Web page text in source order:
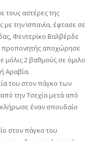
αστέρες της
με την Ισπανία, έφτασε σε
Φεντερίκο Βαλβέρδε
προπονητής αποχώρησε
μόλις 2 βαθμούς σε όμιλο
Αραβία.
του στον πάγκο των
την Τσεχία μετά από
έναν σπουδαίο
στον πάγκο του